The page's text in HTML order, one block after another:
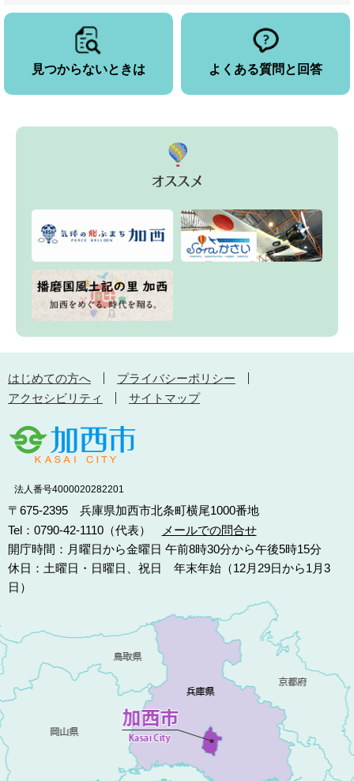
見つからないときは よくある質問と回答
はじめての方へ
プライバシーポリシー
アクセシビリティ
サイトマップ
法人番号4000020282201
〒675-2395 兵庫県加西市北条町横尾1000番地
Tel：0790-42-1110（代表）
メールでの問合せ
開庁時間：月曜日から金曜日 午前8時30分から午後5時15分
休日：土曜日・日曜日、祝日 年末年始（12月29日から1月3
日）